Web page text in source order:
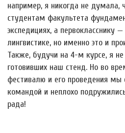
например, я никогда не думала,
студентам факультета
экспедициях, а первокласснику
лингвистике, но именно это и
Также, будучи на 4-м курсе, я
готовивших наш стенд. Но во
фестивалю и его проведения мы
командой и неплохо
рада!